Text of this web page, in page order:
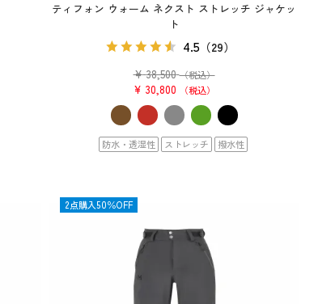
ティフォン ウォーム ネクスト ストレッチ ジャケッ
ト
4.5（29）
¥ 38,500 （税込）
¥ 30,800 税込
防水・透湿性 ストレッチ 撥水性
OUTLET
2点購入50％OFF